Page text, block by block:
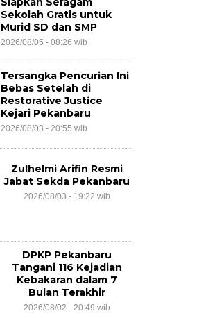
Sekolah Gratis untuk
Murid SD dan SMP
2026/08/05 - 08:26 wib
Tersangka Pencurian Ini
Bebas Setelah di
Restorative Justice
Kejari Pekanbaru
2026/08/03 - 20:55 wib
Zulhelmi Arifin Resmi
Jabat Sekda Pekanbaru
2026/08/03 - 19:22 wib
DPKP Pekanbaru
Tangani 116 Kejadian
Kebakaran dalam 7
Bulan Terakhir
2026/08/02 - 20:49 wib